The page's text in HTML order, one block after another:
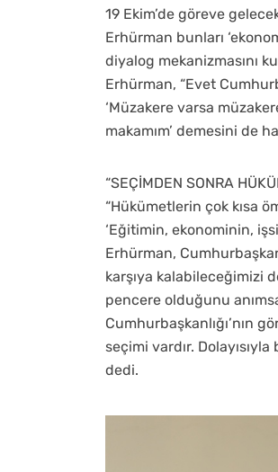
19 Ekim’de göreve
Erhürman bunları
diyalog mekanizmasını
Erhürman, “Evet
‘Müzakere varsa
makamım’ demesini de
“SEÇİMDEN SONRA
“Hükümetlerin çok kısa
‘Eğitimin, ekonominin,
Erhürman,
karşıya kalabileceğimizi
pencere olduğunu
Cumhurbaşkanlığı’nın
seçimi vardır.
dedi.